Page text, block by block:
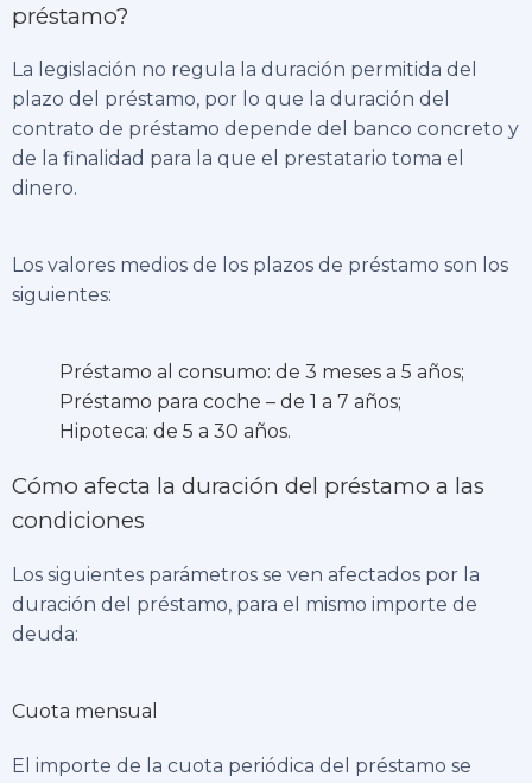
préstamo?
La legislación no regula la duración permitida del
plazo del préstamo, por lo que la duración del
contrato de préstamo depende del banco concreto y
de la finalidad para la que el prestatario toma el
dinero.
Los valores medios de los plazos de préstamo son los
siguientes:
Préstamo al consumo: de 3 meses a 5 años;
Préstamo para coche – de 1 a 7 años;
Hipoteca: de 5 a 30 años.
Cómo afecta la duración del préstamo a las
condiciones
Los siguientes parámetros se ven afectados por la
duración del préstamo, para el mismo importe de
deuda:
Cuota mensual
El importe de la cuota periódica del préstamo se